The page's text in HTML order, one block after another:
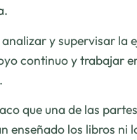
y supervisar la
continuo y trabajar
que una de las
enseñado los libros ni